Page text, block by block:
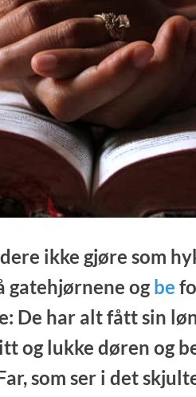
ikke gjøre som
gatehjørnene ogbe
De har alt fått sin
og lukke døren og
som ser i det